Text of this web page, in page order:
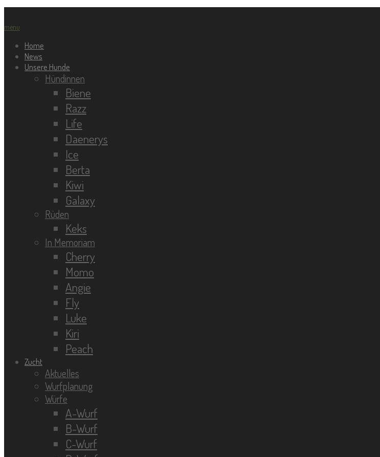
menu
Home
News
Unsere Hunde
Hündinnen
Biene
Razz
Life
Daenerys
Ice
Berta
Kiwi
Galaxy
Rüden
Keks
In Memoriam
Cherry
Momo
Angie
Fly
Luke
Kiri
Peach
Zucht
Aktuelles
Wurfplanung
Würfe
A-Wurf
B-Wurf
C-Wurf